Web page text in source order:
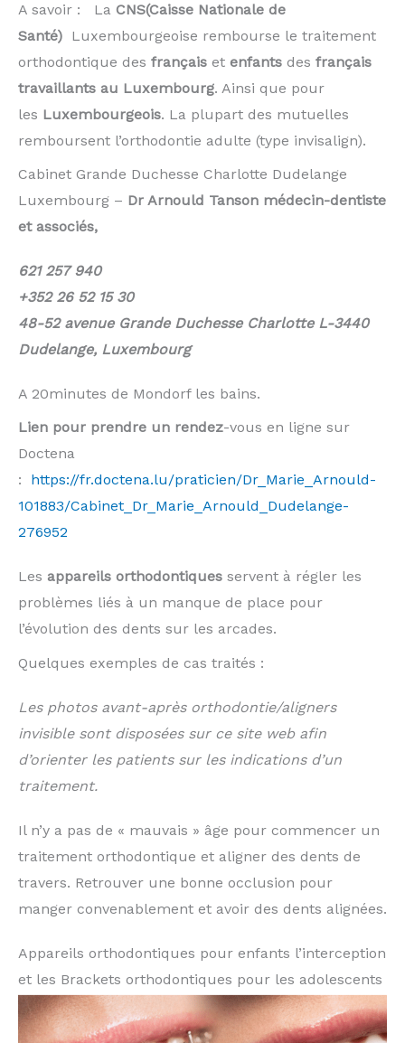
A savoir : La CNS(Caisse Nationale de
Santé) Luxembourgeoise rembourse le traitement
orthodontique des français et enfants des français
travaillants au Luxembourg. Ainsi que pour
les Luxembourgeois. La plupart des mutuelles
remboursent l’orthodontie adulte (type invisalign).
Cabinet Grande Duchesse Charlotte Dudelange
Luxembourg – Dr Arnould Tanson médecin-dentiste
et associés,
621 257 940
+352 26 52 15 30
48-52 avenue Grande Duchesse Charlotte L-3440
Dudelange, Luxembourg
A 20minutes de Mondorf les bains.
Lien pour prendre un rendez-vous en ligne sur
Doctena
: https://fr.doctena.lu/praticien/Dr_Marie_Arnould-
101883/Cabinet_Dr_Marie_Arnould_Dudelange-
276952
Les appareils orthodontiques servent à régler les
problèmes liés à un manque de place pour
l’évolution des dents sur les arcades.
Quelques exemples de cas traités :
Les photos avant-après orthodontie/aligners
invisible sont disposées sur ce site web afin
d’orienter les patients sur les indications d’un
traitement.
Il n’y a pas de « mauvais » âge pour commencer un
traitement orthodontique et aligner des dents de
travers. Retrouver une bonne occlusion pour
manger convenablement et avoir des dents alignées.
Appareils orthodontiques pour enfants l’interception
et les Brackets orthodontiques pour les adolescents